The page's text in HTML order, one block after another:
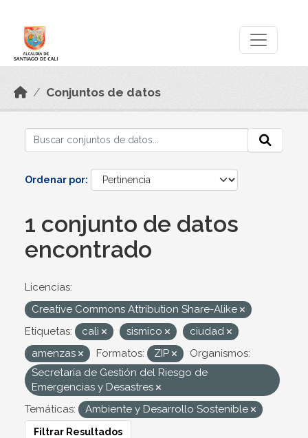
Conjuntos de datos
Ordenar por
1 conjunto de datos
encontrado
Licencias:
Creative Commons Attribution Share-Alike
Etiquetas:
cali sismico
ciudad
amenzas
Formatos: ZIP
Organismos:
Secretaría de Gestión del Riesgo de
Emergencias y Desastres
Temáticas:
Ambiente y Desarrollo Sostenible
Filtrar Resultados